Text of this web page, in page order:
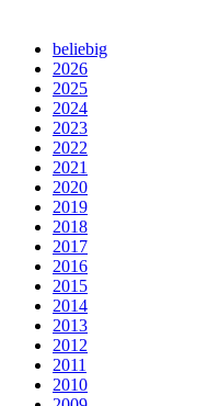
beliebig
2026
2025
2024
2023
2022
2021
2020
2019
2018
2017
2016
2015
2014
2013
2012
2011
2010